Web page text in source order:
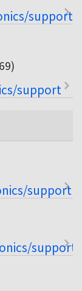
support
support
support
support